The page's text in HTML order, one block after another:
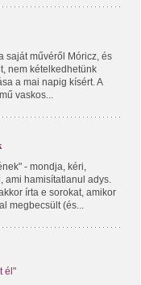
saját művéről Móricz, és
nem kételkedhetünk
a mai napig kísért. A
vaskos...
- mondja, kéri,
ami hamisítatlanul adys.
írta e sorokat, amikor
megbecsült (és...
él"